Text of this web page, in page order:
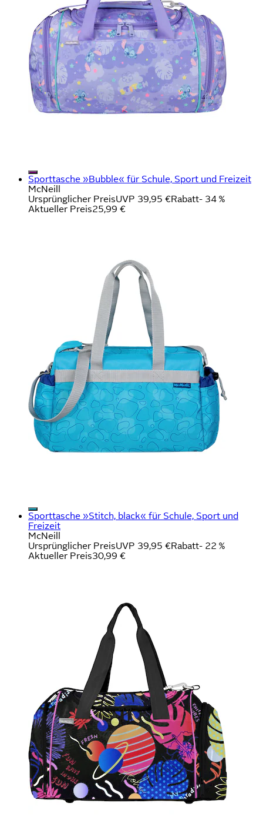
Sporttasche »Bubble« für Schule, Sport und Freizeit
McNeill
Ursprünglicher PreisUVP 39,95 €Rabatt- 34 %
Aktueller Preis25,99 €
Sporttasche »Stitch, black« für Schule, Sport und
Freizeit
McNeill
Ursprünglicher PreisUVP 39,95 €Rabatt- 22 %
Aktueller Preis30,99 €